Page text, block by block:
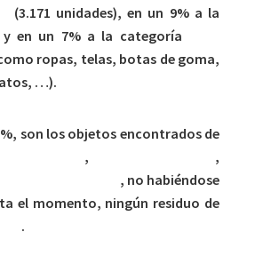
(3.171 unidades), en un 9% a la
y en un 7% a la categoría
ropas, telas, botas de goma,
…).
son los objetos encontrados de
,
,
, no habiéndose
el momento, ningún residuo de
.